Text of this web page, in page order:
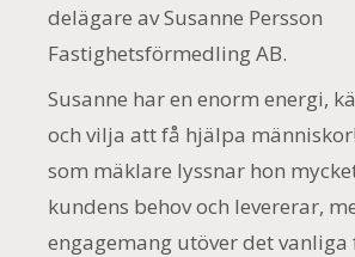
delägare av Susanne Persson
Fastighetsförmedling AB.
Susanne har en enorm energi,
och vilja att få hjälpa
som mäklare lyssnar hon
kundens behov och levererar,
engagemang utöver det vanliga